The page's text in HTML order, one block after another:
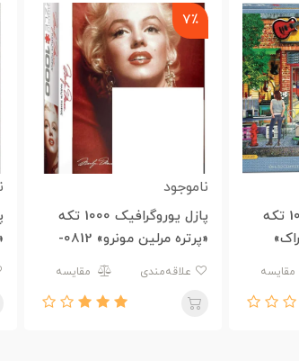
پازل یوروگرافیک 1000 تکه
مقایسه
7٪
ناموجود
پازل یوروگرافیک 1000 تکه
«پرتره مرلین مونرو» 0812-
6000
مقایسه